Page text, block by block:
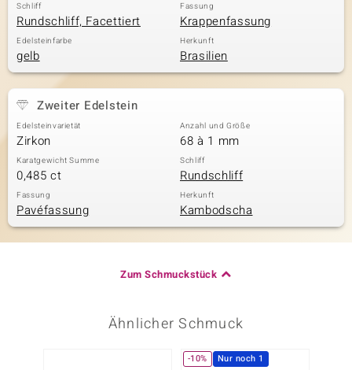
Schliff
Rundschliff, Facettiert
Fassung
Krappenfassung
Edelsteinfarbe
gelb
Herkunft
Brasilien
Zweiter Edelstein
Edelsteinvarietät
Zirkon
Anzahl und Größe
68 à 1 mm
Karatgewicht Summe
0,485 ct
Schliff
Rundschliff
Fassung
Pavéfassung
Herkunft
Kambodscha
Zum Schmuckstück
Ähnlicher Schmuck
-10% Nur noch 1